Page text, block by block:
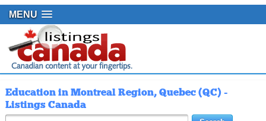
MENU
Education in Montreal Region, Quebec (QC) -
Listings Canada